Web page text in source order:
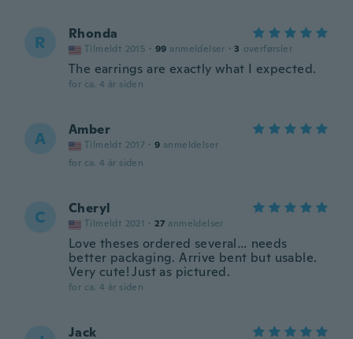
R Rhonda
Tilmeldt 2015 · 99 anmeldelser · 3 overførsler
The earrings are exactly what I expected.
for ca. 4 år siden
A Amber
Tilmeldt 2017 · 9 anmeldelser
for ca. 4 år siden
C Cheryl
Tilmeldt 2021 · 27 anmeldelser
Love theses ordered several… needs
better packaging. Arrive bent but usable.
Very cute! Just as pictured.
for ca. 4 år siden
Jack